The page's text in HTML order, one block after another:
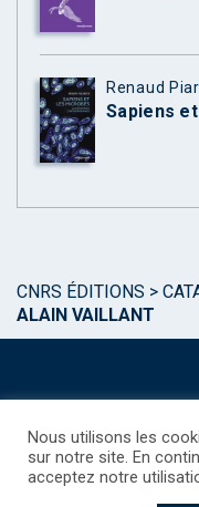
Renaud
Sapiens
CNRS ÉDITIONS >
ALAIN VAILLANT
©CNRS EDITIONS 2025
Nous utilisons les
sur notre site. En
acceptez notre